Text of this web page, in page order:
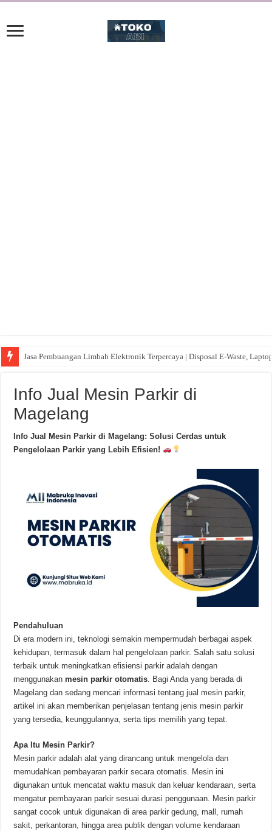
Jasa Pembuangan Limbah Elektronik Terpercaya | Disposal E-Waste,
Info Jual Mesin Parkir di
Magelang
Info Jual Mesin Parkir di Magelang: Solusi Cerdas untuk
Pengelolaan Parkir yang Lebih Efisien!
Pendahuluan
Di era modern ini, teknologi semakin mempermudah berbagai aspek
kehidupan, termasuk dalam hal pengelolaan parkir. Salah satu solusi
terbaik untuk meningkatkan efisiensi parkir adalah dengan
menggunakanmesin parkir otomatis . Bagi Anda yang berada di
Magelang dan sedang mencari informasi tentang jual mesin parkir,
artikel ini akan memberikan penjelasan tentang jenis mesin parkir
yang tersedia, keunggulannya, serta tips memilih yang tepat.
Apa Itu Mesin Parkir?
Mesin parkir adalah alat yang dirancang untuk mengelola dan
memudahkan pembayaran parkir secara otomatis. Mesin ini
digunakan untuk mencatat waktu masuk dan keluar kendaraan, serta
mengatur pembayaran parkir sesuai durasi penggunaan. Mesin parkir
sangat cocok untuk digunakan di area parkir gedung, mall, rumah
sakit, perkantoran, hingga area publik dengan volume kendaraan